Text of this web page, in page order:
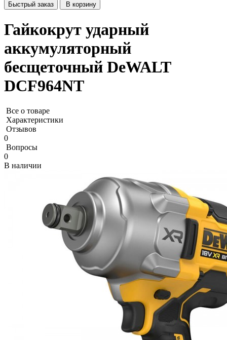
Быстрый заказ В корзину
Гайкокрут ударный
аккумуляторный
бесщеточный DeWALT
DCF964NT
Все о товаре
Характеристики
Отзывов
0
Вопросы
0
В наличии